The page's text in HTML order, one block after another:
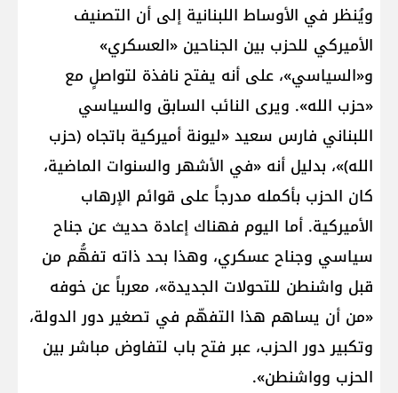
ويُنظر في الأوساط اللبنانية إلى أن التصنيف
الأميركي للحزب بين الجناحين «العسكري»
و«السياسي»، على أنه يفتح نافذة لتواصلٍ مع
«حزب الله». ويرى النائب السابق والسياسي
اللبناني فارس سعيد «ليونة أميركية باتجاه (حزب
الله)»، بدليل أنه «في الأشهر والسنوات الماضية،
كان الحزب بأكمله مدرجاً على قوائم الإرهاب
الأميركية. أما اليوم فهناك إعادة حديث عن جناح
سياسي وجناح عسكري، وهذا بحد ذاته تفهُّم من
قبل واشنطن للتحولات الجديدة»، معرباً عن خوفه
«من أن يساهم هذا التفهّم في تصغير دور الدولة،
وتكبير دور الحزب، عبر فتح باب لتفاوض مباشر بين
الحزب وواشنطن».